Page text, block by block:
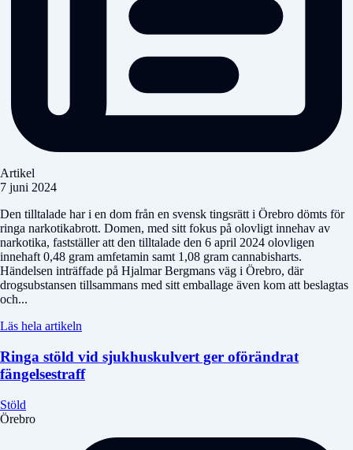
Artikel
7 juni 2024
Den tilltalade har i en dom från en svensk tingsrätt i Örebro dömts för
ringa narkotikabrott. Domen, med sitt fokus på olovligt innehav av
narkotika, fastställer att den tilltalade den 6 april 2024 olovligen
innehaft 0,48 gram amfetamin samt 1,08 gram cannabisharts.
Händelsen inträffade på Hjalmar Bergmans väg i Örebro, där
drogsubstansen tillsammans med sitt emballage även kom att beslagtas
och...
Läs hela artikeln
Ringa stöld vid sjukhuskulvert ger oförändrat
fängelsestraff
Stöld
Örebro